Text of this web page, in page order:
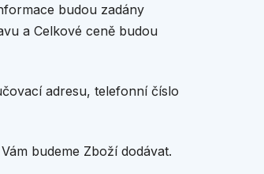
budou zadány
a Celkové ceně budou
adresu, telefonní číslo
budeme Zboží dodávat.